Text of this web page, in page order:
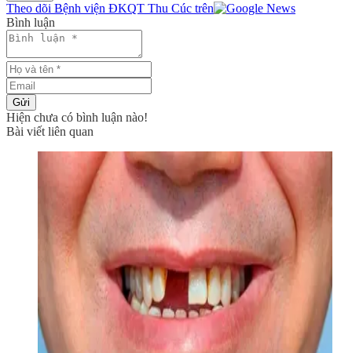
Theo dõi Bệnh viện ĐKQT Thu Cúc trên
Bình luận
Gửi
Hiện chưa có bình luận nào!
Bài viết liên quan